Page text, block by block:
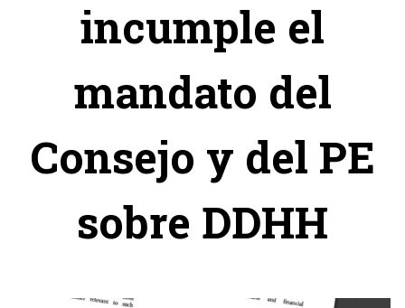
incumple el
mandato del
Consejo y del PE
sobre DDHH